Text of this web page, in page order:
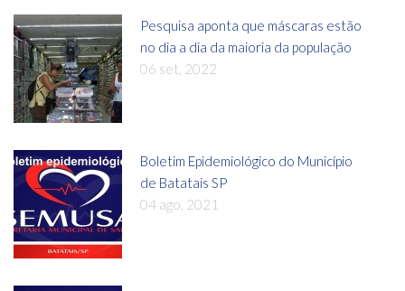
Pesquisa aponta que máscaras estão
no dia a dia da maioria da população
06 set, 2022
Boletim Epidemiológico do Município
de Batatais SP
04 ago, 2021